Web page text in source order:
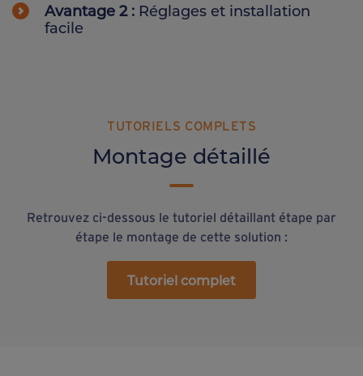
Avantage 2 : Réglages et installation
facile
TUTORIELS COMPLETS
Montage détaillé
Retrouvez ci-dessous le tutoriel détaillant étape par
étape le montage de cette solution :
Tutoriel complet